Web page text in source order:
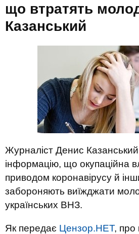
що втратять
Казанський
Журналіст Денис
інформацію, що окупаційна
приводом коронавірусу й
забороняють виїжджати
українських ВНЗ.
Як передає Цензор.НЕТ, про